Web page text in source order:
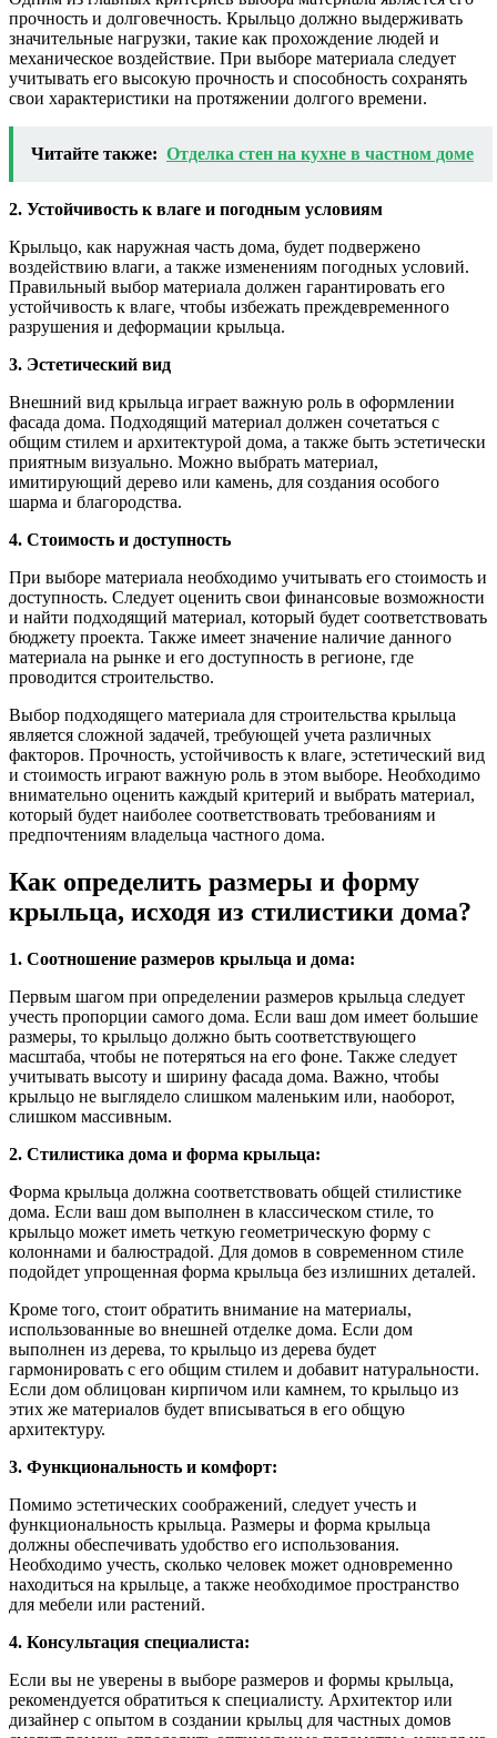
прочность и долговечность. Крыльцо должно выдерживать
значительные нагрузки, такие как прохождение людей и
механическое воздействие. При выборе материала следует
учитывать его высокую прочность и способность сохранять
свои характеристики на протяжении долгого времени.
Читайте также: Отделка стен на кухне в частном доме
2. Устойчивость к влаге и погодным условиям
Крыльцо, как наружная часть дома, будет подвержено
воздействию влаги, а также изменениям погодных условий.
Правильный выбор материала должен гарантировать его
устойчивость к влаге, чтобы избежать преждевременного
разрушения и деформации крыльца.
3. Эстетический вид
Внешний вид крыльца играет важную роль в оформлении
фасада дома. Подходящий материал должен сочетаться с
общим стилем и архитектурой дома, а также быть эстетически
приятным визуально. Можно выбрать материал,
имитирующий дерево или камень, для создания особого
шарма и благородства.
4. Стоимость и доступность
При выборе материала необходимо учитывать его стоимость и
доступность. Следует оценить свои финансовые возможности
и найти подходящий материал, который будет соответствовать
бюджету проекта. Также имеет значение наличие данного
материала на рынке и его доступность в регионе, где
проводится строительство.
Выбор подходящего материала для строительства крыльца
является сложной задачей, требующей учета различных
факторов. Прочность, устойчивость к влаге, эстетический вид
и стоимость играют важную роль в этом выборе. Необходимо
внимательно оценить каждый критерий и выбрать материал,
который будет наиболее соответствовать требованиям и
предпочтениям владельца частного дома.
Как определить размеры и форму
крыльца, исходя из стилистики дома?
1. Соотношение размеров крыльца и дома:
Первым шагом при определении размеров крыльца следует
учесть пропорции самого дома. Если ваш дом имеет большие
размеры, то крыльцо должно быть соответствующего
масштаба, чтобы не потеряться на его фоне. Также следует
учитывать высоту и ширину фасада дома. Важно, чтобы
крыльцо не выглядело слишком маленьким или, наоборот,
слишком массивным.
2. Стилистика дома и форма крыльца:
Форма крыльца должна соответствовать общей стилистике
дома. Если ваш дом выполнен в классическом стиле, то
крыльцо может иметь четкую геометрическую форму с
колоннами и балюстрадой. Для домов в современном стиле
подойдет упрощенная форма крыльца без излишних деталей.
Кроме того, стоит обратить внимание на материалы,
использованные во внешней отделке дома. Если дом
выполнен из дерева, то крыльцо из дерева будет
гармонировать с его общим стилем и добавит натуральности.
Если дом облицован кирпичом или камнем, то крыльцо из
этих же материалов будет вписываться в его общую
архитектуру.
3. Функциональность и комфорт:
Помимо эстетических соображений, следует учесть и
функциональность крыльца. Размеры и форма крыльца
должны обеспечивать удобство его использования.
Необходимо учесть, сколько человек может одновременно
находиться на крыльце, а также необходимое пространство
для мебели или растений.
4. Консультация специалиста:
Если вы не уверены в выборе размеров и формы крыльца,
рекомендуется обратиться к специалисту. Архитектор или
дизайнер с опытом в создании крыльц для частных домов